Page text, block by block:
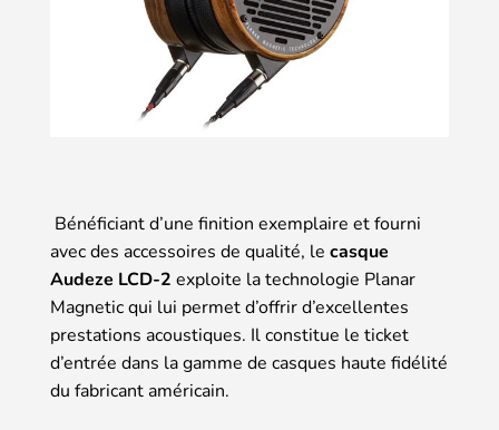
Bénéficiant d’une finition exemplaire et fourni
avec des accessoires de qualité, le casque
Audeze LCD-2 exploite la technologie Planar
Magnetic qui lui permet d’offrir d’excellentes
prestations acoustiques. Il constitue le ticket
d’entrée dans la gamme de casques haute fidélité
du fabricant américain.